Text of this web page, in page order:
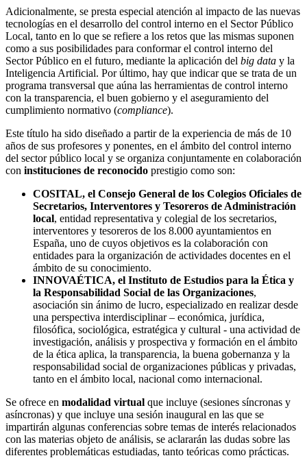
Adicionalmente, se presta especial atención al impacto de las nuevas
tecnologías en el desarrollo del control interno en el Sector Público
Local, tanto en lo que se refiere a los retos que las mismas suponen
como a sus posibilidades para conformar el control interno del
Sector Público en el futuro, mediante la aplicación del big data y la
Inteligencia Artificial. Por último, hay que indicar que se trata de un
programa transversal que aúna las herramientas de control interno
con la transparencia, el buen gobierno y el aseguramiento del
cumplimiento normativo (compliance).
Este título ha sido diseñado a partir de la experiencia de más de 10
años de sus profesores y ponentes, en el ámbito del control interno
del sector público local y se organiza conjuntamente en colaboración
con instituciones de reconocido prestigio como son:
COSITAL, el Consejo General de los Colegios Oficiales de
Secretarios, Interventores y Tesoreros de Administración
local, entidad representativa y colegial de los secretarios,
interventores y tesoreros de los 8.000 ayuntamientos en
España, uno de cuyos objetivos es la colaboración con
entidades para la organización de actividades docentes en el
ámbito de su conocimiento.
INNOVAÉTICA, el Instituto de Estudios para la Ética y
la Responsabilidad Social de las Organizaciones,
asociación sin ánimo de lucro, especializado en realizar desde
una perspectiva interdisciplinar – económica, jurídica,
filosófica, sociológica, estratégica y cultural - una actividad de
investigación, análisis y prospectiva y formación en el ámbito
de la ética aplica, la transparencia, la buena gobernanza y la
responsabilidad social de organizaciones públicas y privadas,
tanto en el ámbito local, nacional como internacional.
Se ofrece en modalidad virtual que incluye (sesiones síncronas y
asíncronas) y que incluye una sesión inaugural en las que se
impartirán algunas conferencias sobre temas de interés relacionados
con las materias objeto de análisis, se aclararán las dudas sobre las
diferentes problemáticas estudiadas, tanto teóricas como prácticas.